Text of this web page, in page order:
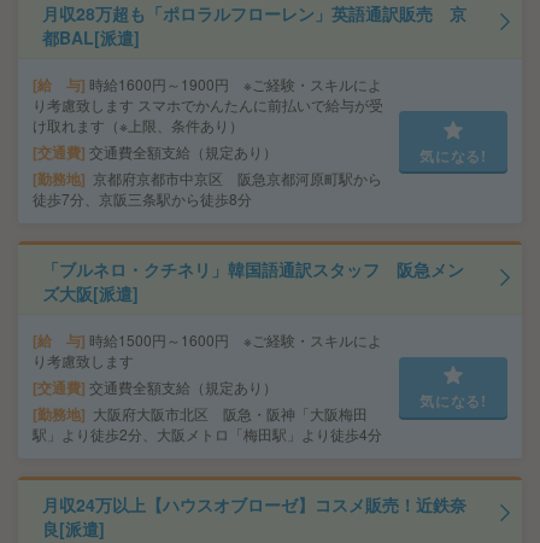
月収28万超も「ポロラルフローレン」英語通訳販売 京
都BAL[派遣]
給 与 時給1600円～1900円 ※ご経験・スキルによ
り考慮致します スマホでかんたんに前払いで給与が受
け取れます（※上限、条件あり）
交通費 交通費全額支給（規定あり）
勤務地
京都府京都市中京区 阪急京都河原町駅から
徒歩7分、京阪三条駅から徒歩8分
気になる!
「ブルネロ・クチネリ」韓国語通訳スタッフ 阪急メン
ズ大阪[派遣]
給 与 時給1500円～1600円 ※ご経験・スキルによ
り考慮致します
交通費 交通費全額支給（規定あり）
勤務地
大阪府大阪市北区 阪急・阪神「大阪梅田
駅」より徒歩2分、大阪メトロ「梅田駅」より徒歩4分
気になる!
月収24万以上【ハウスオブローゼ】コスメ販売！近鉄奈
良[派遣]